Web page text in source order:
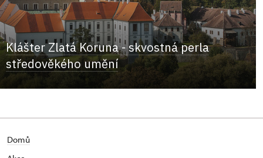
Klášter Zlatá Koruna - skvostná perla
středověkého umění
Domů